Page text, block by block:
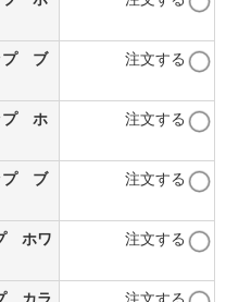
プ ブ
注文する
プ ホ
注文する
プ ブ
注文する
ホワ
注文する